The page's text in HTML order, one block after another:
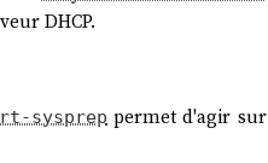
DHCP.
sysprep permet d'agir sur